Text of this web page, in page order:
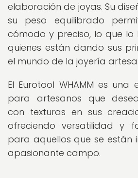
elaboración de joyas. Su
su peso equilibrado
cómodo y preciso, lo que
quienes están dando sus
el mundo de la joyería
El Eurotool WHAMM es una
para artesanos que
con texturas en sus
ofreciendo versatilidad y
para aquellos que se están
apasionante campo.